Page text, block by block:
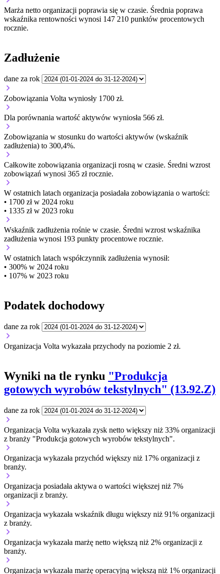
Marża netto organizacji poprawia się w czasie. Średnia poprawa
wskaźnika rentowności wynosi 147 210 punktów procentowych
rocznie.
Zadłużenie
dane za rok
Zobowiązania Volta wyniosły 1700 zł.
Dla porównania wartość aktywów wyniosła 566 zł.
Zobowiązania w stosunku do wartości aktywów (wskaźnik
zadłużenia) to 300,4%.
Całkowite zobowiązania organizacji rosną w czasie. Średni wzrost
zobowiązań wynosi 365 zł rocznie.
W ostatnich latach organizacja posiadała zobowiązania o wartości:
• 1700 zł w 2024 roku
• 1335 zł w 2023 roku
Wskaźnik zadłużenia rośnie w czasie. Średni wzrost wskaźnika
zadłużenia wynosi 193 punkty procentowe rocznie.
W ostatnich latach współczynnik zadłużenia wynosił:
• 300% w 2024 roku
• 107% w 2023 roku
Podatek dochodowy
dane za rok
Organizacja Volta wykazała przychody na poziomie 2 zł.
Wyniki na tle rynku "Produkcja
gotowych wyrobów tekstylnych" (13.92.Z)
dane za rok
Organizacja Volta wykazała zysk netto większy niż 33% organizacji
z branży "Produkcja gotowych wyrobów tekstylnych".
Organizacja wykazała przychód większy niż 17% organizacji z
branży.
Organizacja posiadała aktywa o wartości większej niż 7%
organizacji z branży.
Organizacja wykazała wskaźnik długu większy niż 91% organizacji
z branży.
Organizacja wykazała marżę netto większą niż 2% organizacji z
branży.
Organizacja wykazała marżę operacyjną większą niż 1% organizacji